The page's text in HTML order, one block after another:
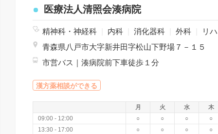
医療法人清照会湊病院
精神科・神経科 内科 消化器科 外科
リハビリテーション
青森県八戸市大字新井田字松山下野場７－１５
市営バス｜湊病院前下車徒歩１分
漢方薬相談ができる
月 火 水
木
09:00 - 12:00
○ ○ ○
○
13:30 - 17:00
○ ○ ○ ○